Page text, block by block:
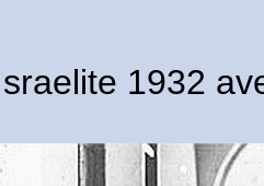
1932